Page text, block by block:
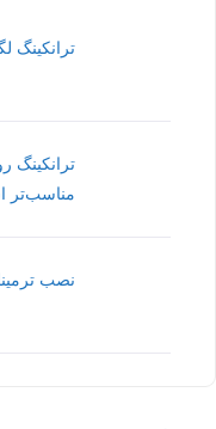
ترانکینگ
ترانکینگ
مناسب‌تر
نصب